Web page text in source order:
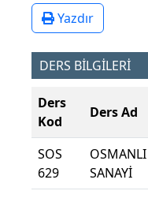
Yazdır
DERS BİLGİLERİ
Ders
Kod
Ders Ad
SOS
629
OSMANLI
SANAYİ